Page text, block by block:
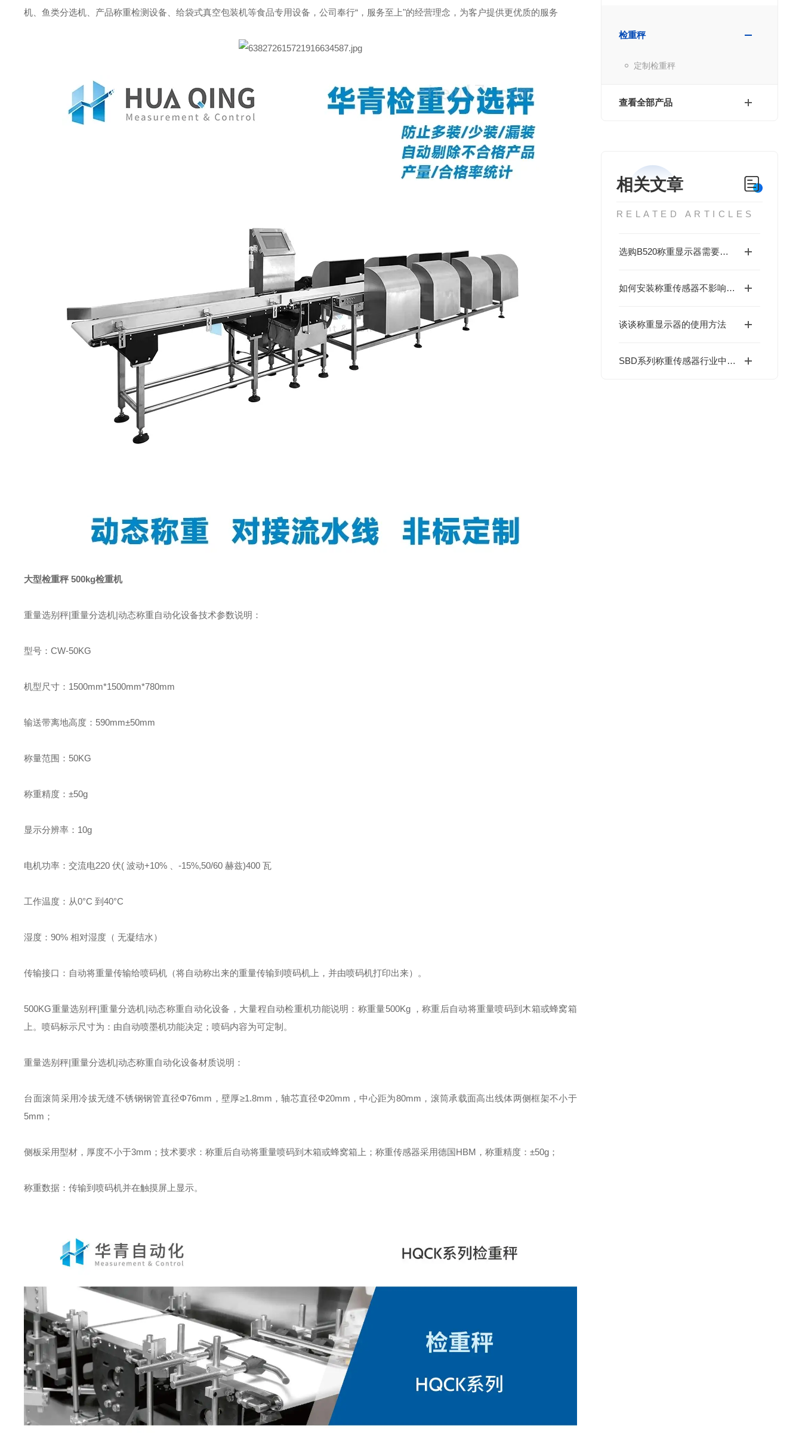
检重秤
定制检重秤
查看全部产品
相关文章
RELATED ARTICLES
选购B520称重显示器需要注意哪些方面？
如何安装称重传感器不影响它的使用性能
谈谈称重显示器的使用方法
SBD系列称重传感器行业中存在着激烈的竞争
机、鱼类分选机、产品称重检测设备、给袋式真空包装机等食品专用设备，公司奉行“，服务至上"的经营理念，为客户提供更优质的服务
大型检重秤 500kg检重机
重量选别秤|重量分选机|动态称重自动化设备技术参数说明：
型号：CW-50KG
机型尺寸：1500mm*1500mm*780mm
输送带离地高度：590mm±50mm
称量范围：50KG
称重精度：±50g
显示分辨率：10g
电机功率：交流电220 伏( 波动+10% 、-15%,50/60 赫兹)400 瓦
工作温度：从0°C 到40°C
湿度：90% 相对湿度（ 无凝结水）
传输接口：自动将重量传输给喷码机（将自动称出来的重量传输到喷码机上，并由喷码机打印出来）。
500KG重量选别秤|重量分选机|动态称重自动化设备，大量程自动检重机功能说明：称重量500Kg ，称重后自动将重量喷码到木箱或蜂窝箱
上。喷码标示尺寸为：由自动喷墨机功能决定；喷码内容为可定制。
重量选别秤|重量分选机|动态称重自动化设备材质说明：
台面滚筒采用冷拔无缝不锈钢钢管直径Φ76mm，壁厚≥1.8mm，轴芯直径Φ20mm，中心距为80mm，滚筒承载面高出线体两侧框架不小于
5mm；
侧板采用型材，厚度不小于3mm；技术要求：称重后自动将重量喷码到木箱或蜂窝箱上；称重传感器采用德国HBM，称重精度：±50g；
称重数据：传输到喷码机并在触摸屏上显示。